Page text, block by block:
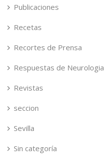
Publicaciones
Recetas
Recortes de Prensa
Respuestas de Neurologia
Revistas
seccion
Sevilla
Sin categoría